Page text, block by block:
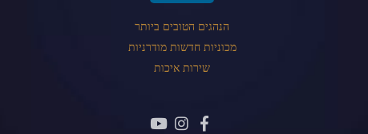
הנהגים הטובים ביותר
מכוניות חדשות מודרניות
שירות איכות